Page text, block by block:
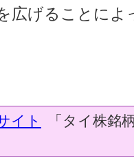
広げることに
イト
「タイ株銘